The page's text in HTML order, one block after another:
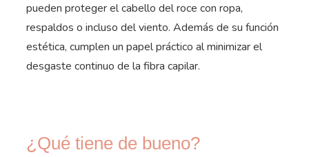
pueden proteger el cabello del roce con ropa,
respaldos o incluso del viento. Además de su función
estética, cumplen un papel práctico al minimizar el
desgaste continuo de la fibra capilar.
¿Qué tiene de bueno?